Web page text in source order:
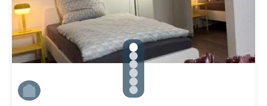
gallery.slide_selector
Zu Slide 1 wechseln
Zu Slide 2 wechseln
Zu Slide 3 wechseln
Zu Slide 4 wechseln
Zu Slide 5 wechseln
Zu Slide 6 wechseln